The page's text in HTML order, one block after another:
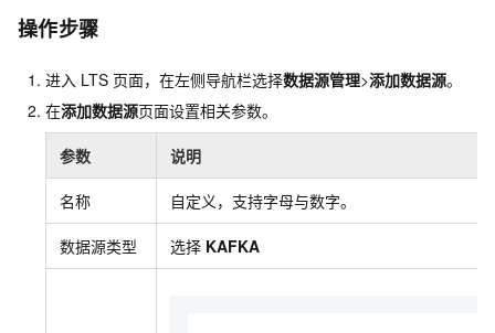
操作步骤
进入 LTS 页面，在左侧导航栏选择数据源管理>添加数据源。
在添加数据源页面设置相关参数。
参数 说明
名称 自定义，支持字母与数字。
数据源类型 选择 KAFKA